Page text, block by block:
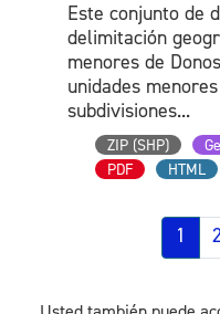
Este conjunto de
delimitación
menores de
unidades
subdivisiones...
ZIP (SHP)
PDF
HTML
1 2